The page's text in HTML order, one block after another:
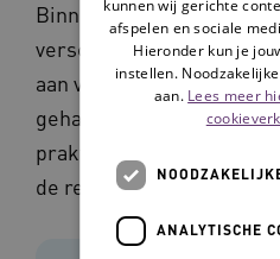
Binnen de
verschillende
aan vernieuwing en
gehandicaptenzorg. In
praktijkverhalen zie je
de regio.
kunnen wij gerichte
afspelen en sociale
Hieronder kun je
instellen.
aan. Lees meer
ANALYTISCHE